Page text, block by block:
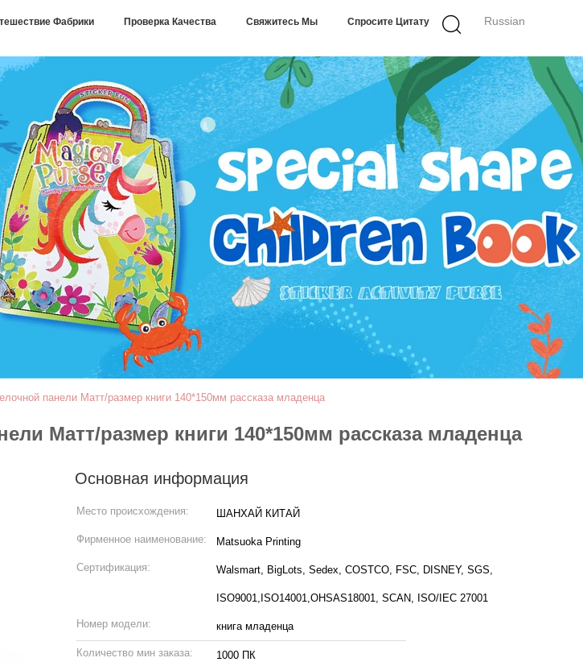
Russian
Фабрики Проверка Качества Свяжитесь Мы Спросите Цитату
панели Матт/размер книги 140*150мм рассказа младенца
Матт/размер книги 140*150мм рассказа младенца
Основная информация
Место происхождения: ШАНХАЙ КИТАЙ
Фирменное наименование: Matsuoka Printing
Сертификация: Walsmart, BigLots, Sedex, COSTCO, FSC, DISNEY, SGS,
ISO9001,ISO14001,OHSAS18001, SCAN, ISO/IEC 27001
Номер модели: книга младенца
Количество мин заказа: 1000 ПК